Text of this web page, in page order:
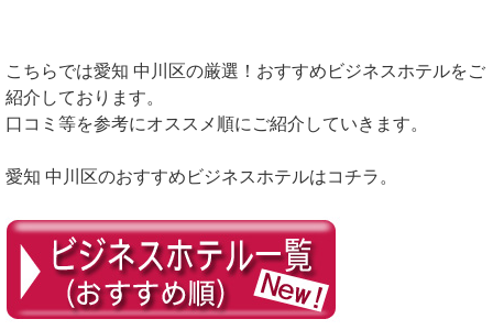
こちらでは愛知 中川区の厳選！おすすめビジネスホテルをご
紹介しております。
口コミ等を参考にオススメ順にご紹介していきます。
愛知 中川区のおすすめビジネスホテルはコチラ。